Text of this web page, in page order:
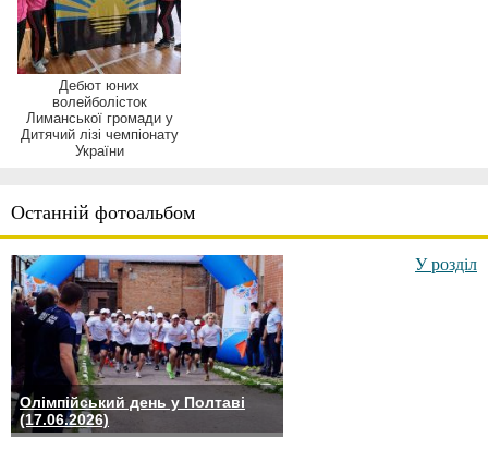
Останній фотоальбом
Олімпійський день у Полтаві
(17.06.2026)
У розділ
Дебют юних
волейболісток
Лиманської громади у
Дитячий лізі чемпіонату
України